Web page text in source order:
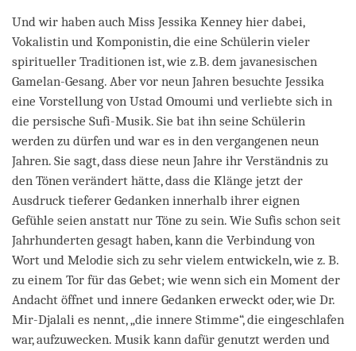
Und wir haben auch Miss Jessika Kenney hier dabei,
Vokalistin und Komponistin, die eine Schülerin vieler
spiritueller Traditionen ist, wie z.B. dem javanesischen
Gamelan-Gesang. Aber vor neun Jahren besuchte Jessika
eine Vorstellung von Ustad Omoumi und verliebte sich in
die persische Sufi-Musik. Sie bat ihn seine Schülerin
werden zu dürfen und war es in den vergangenen neun
Jahren. Sie sagt, dass diese neun Jahre ihr Verständnis zu
den Tönen verändert hätte, dass die Klänge jetzt der
Ausdruck tieferer Gedanken innerhalb ihrer eignen
Gefühle seien anstatt nur Töne zu sein. Wie Sufis schon seit
Jahrhunderten gesagt haben, kann die Verbindung von
Wort und Melodie sich zu sehr vielem entwickeln, wie z. B.
zu einem Tor für das Gebet; wie wenn sich ein Moment der
Andacht öffnet und innere Gedanken erweckt oder, wie Dr.
Mir-Djalali es nennt, „die innere Stimme“, die eingeschlafen
war, aufzuwecken. Musik kann dafür genutzt werden und